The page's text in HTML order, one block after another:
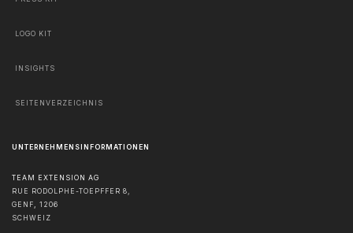
LOGO KIT
INSIGHTS
SEITENVERZEICHNIS
UNTERNEHMENSINFORMATIONEN
TEAM EXTENSION AG
RUE RODOLPHE-TOEPFFER 8,
GENF, 1206
SCHWEIZ